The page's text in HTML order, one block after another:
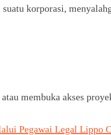
korporasi,
membuka akses
Pegawai Legal Lippo